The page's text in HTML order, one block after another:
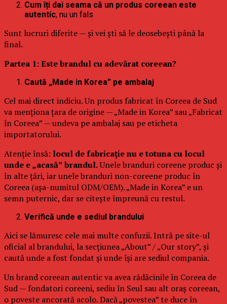
Cum îți dai seama că un produs coreean este
autentic, nu un fals
Sunt lucruri diferite — și vei ști să le deosebești până la
final.
Partea 1: Este brandul cu adevărat coreean?
Caută „Made in Korea” pe ambalaj
Cel mai direct indiciu. Un produs fabricat în Coreea de Sud
va menționa țara de origine — „Made in Korea” sau „Fabricat
în Coreea” — undeva pe ambalaj sau pe eticheta
importatorului.
Atenție însă: locul de fabricație nu e totuna cu locul
unde e „acasă” brandul.Unele branduri coreene produc și
în alte țări, iar unele branduri non-coreene produc în
Coreea (așa-numitul ODM/OEM). „Made in Korea” e un
semn puternic, dar se citește împreună cu restul.
Verifică unde e sediul brandului
Aici se lămuresc cele mai multe confuzii. Intră pe site-ul
oficial al brandului, la secțiunea „About” / „Our story”, și
caută unde a fost fondat și unde își are sediul compania.
Un brand coreean autentic va avea rădăcinile în Coreea de
Sud — fondatori coreeni, sediu în Seul sau alt oraș coreean,
o poveste ancorată acolo. Dacă „povestea” te duce în